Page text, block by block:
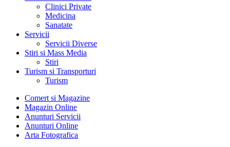
Clinici Private
Medicina
Sanatate
Servicii
Servicii Diverse
Stiri si Mass Media
Stiri
Turism si Transporturi
Turism
Comert si Magazine
Magazin Online
Anunturi Servicii
Anunturi Online
Arta Fotografica